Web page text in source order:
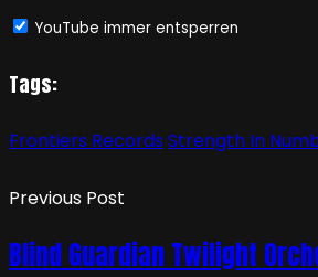
YouTube immer entsperren
Tags:
Frontiers Records Strength In
Previous Post
Blind Guardian Twilight